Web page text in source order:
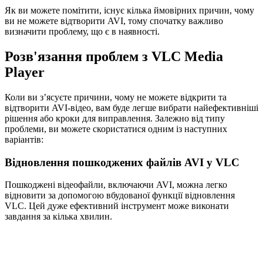
Як ви можете помітити, існує кілька ймовірних причин, чому
ви не можете відтворити AVI, тому спочатку важливо
визначити проблему, що є в наявності.
Розв'язання проблем з VLC Media
Player
Коли ви з’ясуєте причини, чому не можете відкрити та
відтворити AVI-відео, вам буде легше вибрати найефективніші
рішення або кроки для виправлення. Залежно від типу
проблеми, ви можете скористатися одним із наступних
варіантів:
Відновлення пошкоджених файлів AVI у VLC
Пошкоджені відеофайли, включаючи AVI, можна легко
відновити за допомогою вбудованої функції відновлення
VLC. Цей дуже ефективний інструмент може виконати
завдання за кілька хвилин.